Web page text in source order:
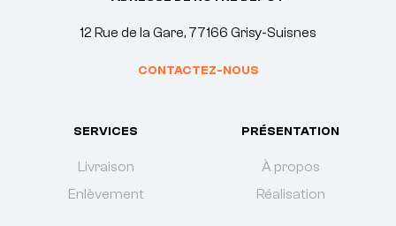
12 Rue de la Gare, 77166 Grisy-Suisnes
CONTACTEZ-NOUS
SERVICES
Livraison
Enlèvement
PRÉSENTATION
À propos
Réalisation